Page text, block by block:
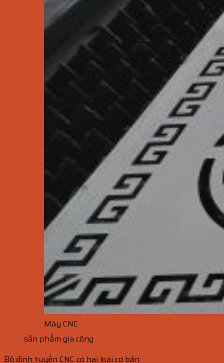
Máy CNC
sản phẩm gia công
Bộ định tuyến CNC có hai loại cơ bản: